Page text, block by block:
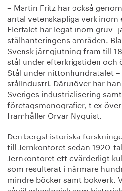
– Martin Fritz har också
antal vetenskapliga verk inom
Flertalet har legat inom gruv-
stålhanteringens områden.
Svensk järngjutning fram till
stål under efterkrigstiden och
Stål under nittonhundratalet
stålindustri. Därutöver har
Sveriges industrialisering
företagsmonografier, t ex
framhåller Orvar Nyquist.
Den bergshistoriska
till Jernkontoret sedan 1920-
Jernkontoret ett ovärderligt
som resulterat i närmare
mindre böcker samt bokverk.